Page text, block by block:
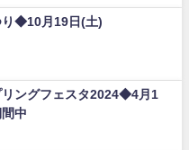
り◆10月19日(土)
リングフェスタ2024◆4月1
中